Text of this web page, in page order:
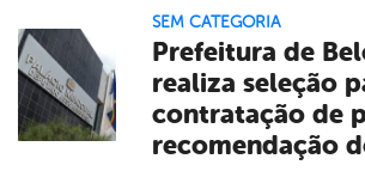
SEM CATEGORIA
Prefeitura de
realiza seleção
contratação de
recomendação